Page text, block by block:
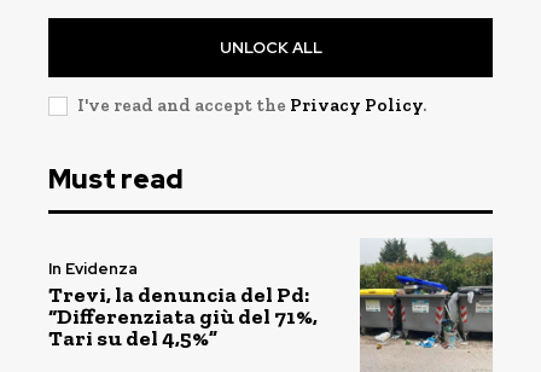
UNLOCK ALL
I've read and accept the Privacy Policy.
Must read
In Evidenza
Trevi, la denuncia del Pd:
“Differenziata giù del 71%,
Tari su del 4,5%”